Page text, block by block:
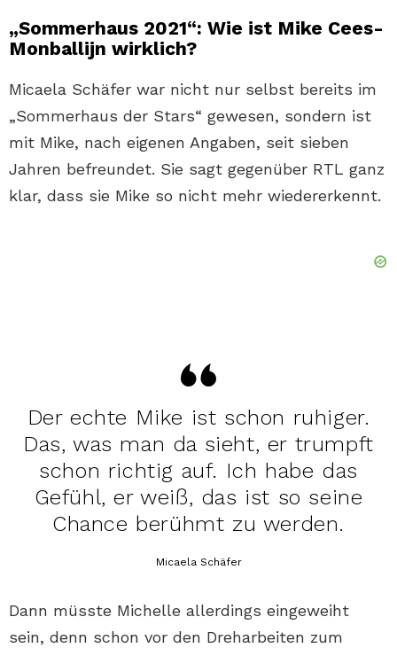
„Sommerhaus 2021“: Wie ist Mike Cees-
Monballijn wirklich?
Micaela Schäfer war nicht nur selbst bereits im
„Sommerhaus der Stars“ gewesen, sondern ist
mit Mike, nach eigenen Angaben, seit sieben
Jahren befreundet. Sie sagt gegenüber RTL ganz
klar, dass sie Mike so nicht mehr wiedererkennt.
Der echte Mike ist schon ruhiger.
Das, was man da sieht, er trumpft
schon richtig auf. Ich habe das
Gefühl, er weiß, das ist so seine
Chance berühmt zu werden.
Micaela Schäfer
Dann müsste Michelle allerdings eingeweiht
sein, denn schon vor den Dreharbeiten zum